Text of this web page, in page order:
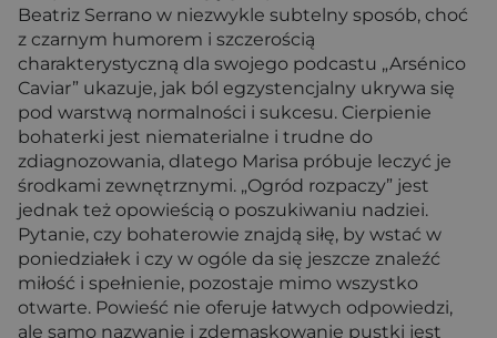
Beatriz Serrano w niezwykle subtelny sposób, choć
z czarnym humorem i szczerością
charakterystyczną dla swojego podcastu „Arsénico
Caviar” ukazuje, jak ból egzystencjalny ukrywa się
pod warstwą normalności i sukcesu. Cierpienie
bohaterki jest niematerialne i trudne do
zdiagnozowania, dlatego Marisa próbuje leczyć je
środkami zewnętrznymi. „Ogród rozpaczy” jest
jednak też opowieścią o poszukiwaniu nadziei.
Pytanie, czy bohaterowie znajdą siłę, by wstać w
poniedziałek i czy w ogóle da się jeszcze znaleźć
miłość i spełnienie, pozostaje mimo wszystko
otwarte. Powieść nie oferuje łatwych odpowiedzi,
ale samo nazwanie i zdemaskowanie pustki jest